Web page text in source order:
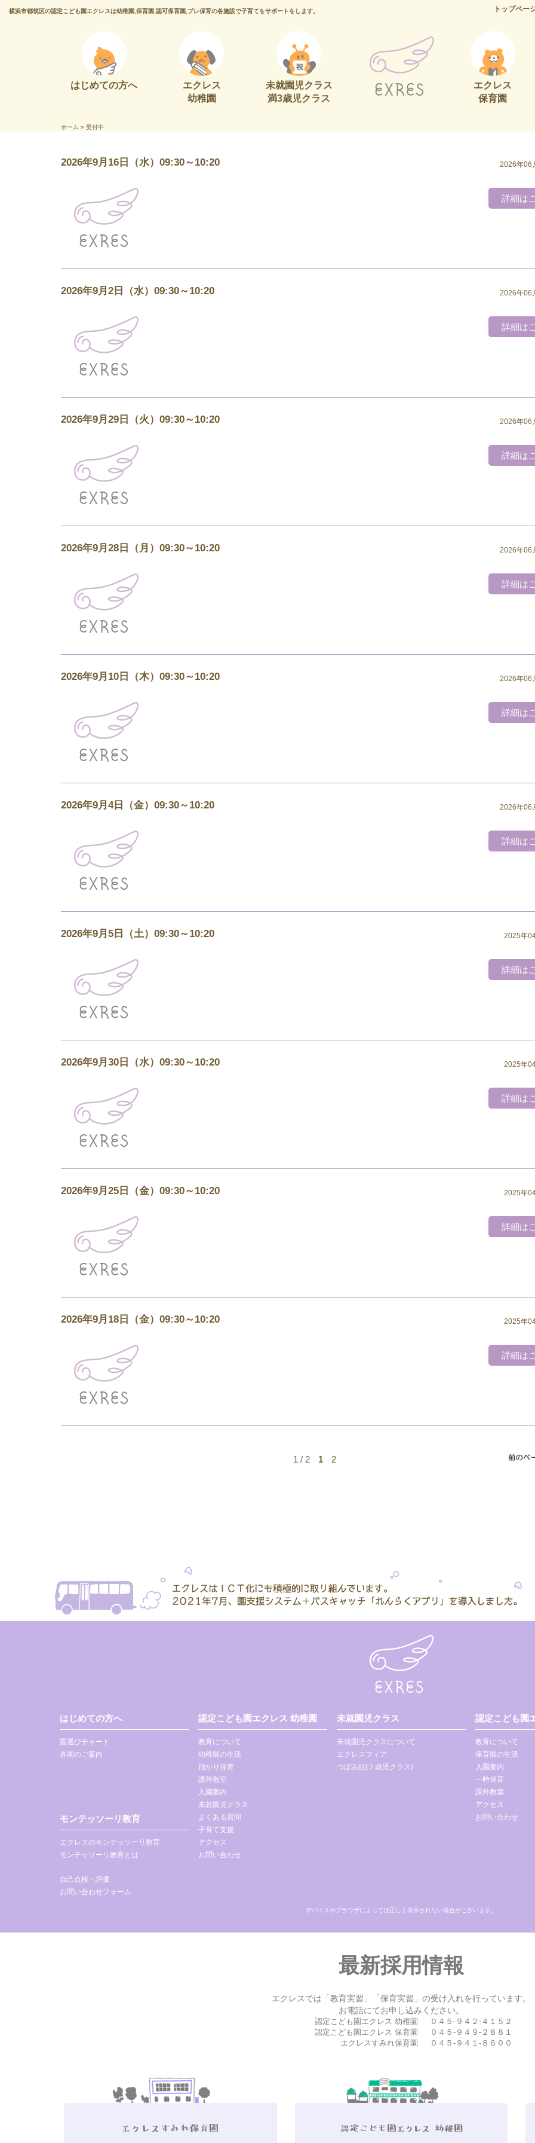
横浜市都筑区の認定こども園エクレスは幼稚園,保育園,認可保育園,プレ保育の各施設で子育てをサポートをします。 トップペー
はじめての方へ
エクレス
幼稚園
未就園児クラス
満3歳児クラス
エクレス
保育園
ホーム » 受付中
2026年9月16日（水）09:30～10:20 2026年06
詳細は
2026年9月2日（水）09:30～10:20 2026年06
詳細は
2026年9月29日（火）09:30～10:20 2026年06
詳細は
2026年9月28日（月）09:30～10:20 2026年06
詳細は
2026年9月10日（木）09:30～10:20 2026年06
詳細は
2026年9月4日（金）09:30～10:20 2026年06
詳細は
2026年9月5日（土）09:30～10:20 2025年
詳細は
2026年9月30日（水）09:30～10:20 2025年
詳細は
2026年9月25日（金）09:30～10:20 2025年
詳細は
2026年9月18日（金）09:30～10:20 2025年
詳細は
1 / 2 1 2
はじめての方へ
園選びチャート
各園のご案内
モンテッソーリ教育
エクレスのモンテッソーリ教育
モンテッソーリ教育とは
自己点検・評価
お問い合わせフォーム
認定こども園エクレス 幼稚園
教育について
幼稚園の生活
預かり保育
課外教室
入園案内
未就園児クラス
よくある質問
子育て支援
アクセス
お問い合わせ
未就園児クラス
未就園児クラスについて
エクレスフィア
つぼみ組(２歳児クラス)
認定こども園
教育について
保育園の生活
入園案内
一時保育
課外教室
アクセス
お問い合わせ
デバイスやブラウザによっては正しく表示されない場合がございます。
最新採用情報
エクレスでは「教育実習」「保育実習」の受け入れを行っています。
お電話にてお申し込みください。
認定こども園エクレス 幼稚園
０４５-９４２-４１５２
認定こども園エクレス 保育園
０４５-９４９-２８８１
エクレスすみれ保育園
０４５-９４１-８６００